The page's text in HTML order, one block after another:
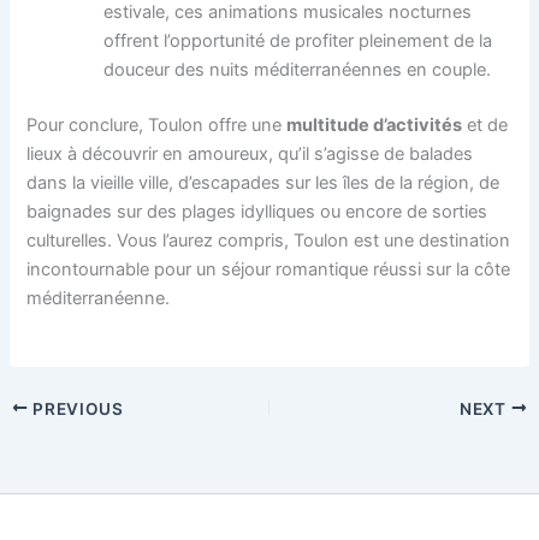
estivale, ces animations musicales nocturnes
offrent l’opportunité de profiter pleinement de la
douceur des nuits méditerranéennes en couple.
Pour conclure, Toulon offre une multitude d’activités et de
lieux à découvrir en amoureux, qu’il s’agisse de balades
dans la vieille ville, d’escapades sur les îles de la région, de
baignades sur des plages idylliques ou encore de sorties
culturelles. Vous l’aurez compris, Toulon est une destination
incontournable pour un séjour romantique réussi sur la côte
méditerranéenne.
PREVIOUS NEXT